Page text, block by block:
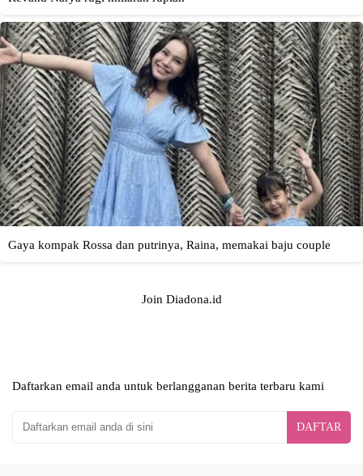
Join Diadona.id
Daftarkan email anda untuk berlangganan berita terbaru kami
DAFTAR